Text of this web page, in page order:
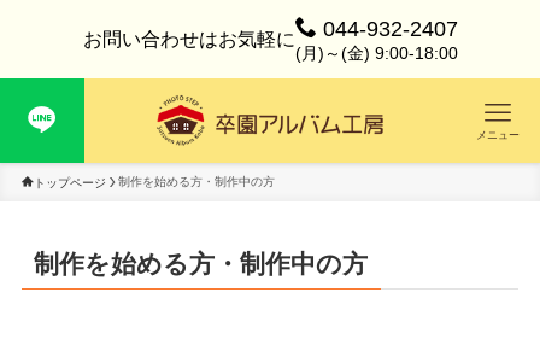
お問い合わせはお気軽に 044-932-2407
(月)～(金) 9:00-18:00
メニュー
トップページ 制作を始める方・制作中の方
制作を始める方・制作中の方